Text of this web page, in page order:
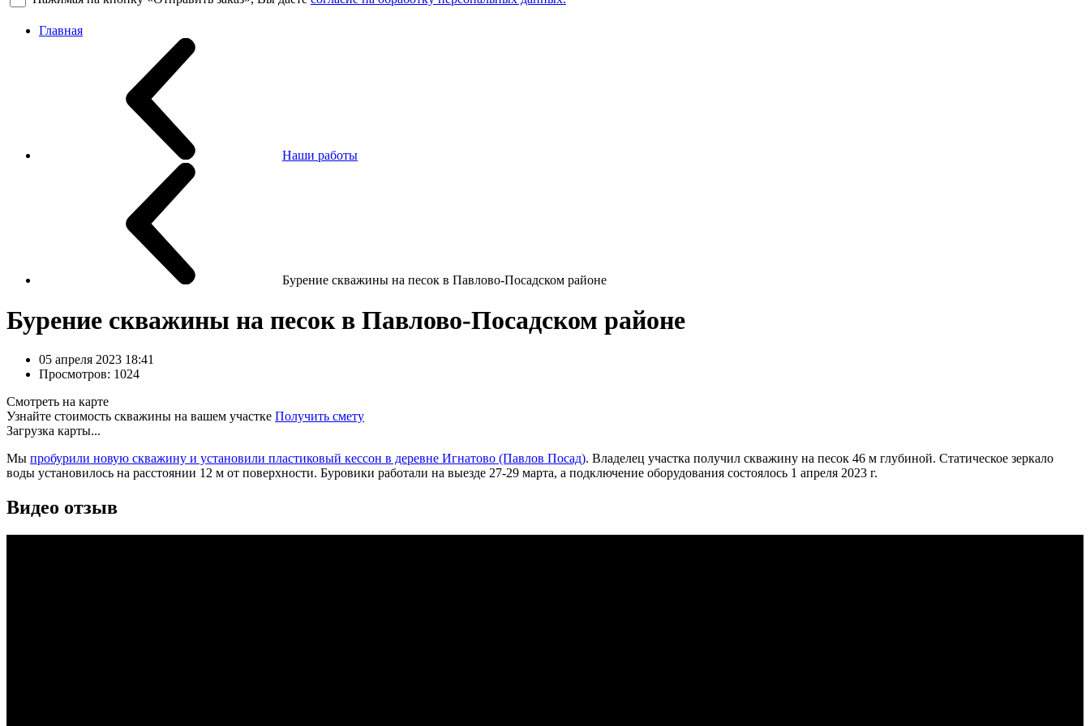
Главная
Наши работы
Бурение скважины на песок в Павлово-Посадском районе
Бурение скважины на песок в Павлово-Посадском районе
05 апреля 2023 18:41
Просмотров: 1024
Смотреть на карте
Узнайте стоимость скважины на вашем участке Получить смету
Загрузка карты...
Мы пробурили новую скважину и установили пластиковый кессон в деревне Игнатово (Павлов Посад). Владелец участка получил скважину на песок 46 м глубиной. Статическое зеркало
воды установилось на расстоянии 12 м от поверхности. Буровики работали на выезде 27-29 марта, а подключение оборудования состоялось 1 апреля 2023 г.
Видео отзыв